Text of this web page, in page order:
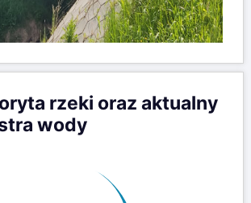
rzeki oraz aktualny
wody